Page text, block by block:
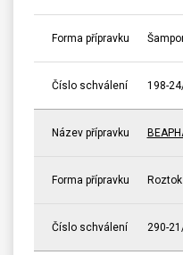
Forma přípravku
Číslo schválení 198-
Název přípravku
Forma přípravku Roztok
Číslo schválení 290-